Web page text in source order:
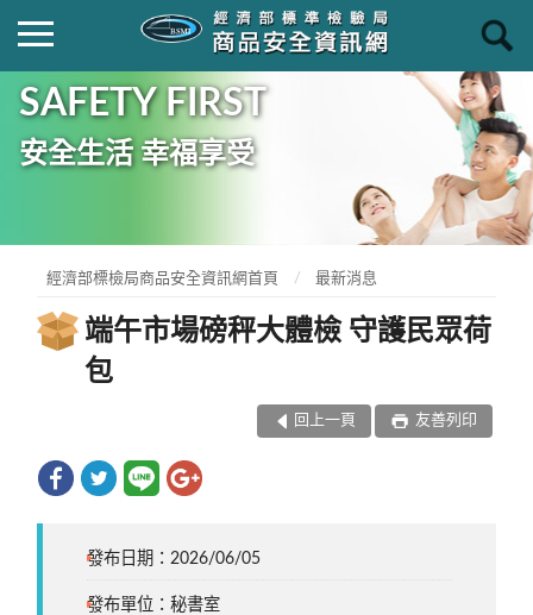
SAFETY FIRST
安全生活 幸福享受
經濟部標檢局商品安全資訊網首頁 最新消息
端午市場磅秤大體檢 守護民眾荷
包
回上一頁 友善列印
發布日期：2026/06/05
發布單位：秘書室